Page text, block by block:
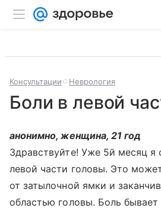
Консультации Неврология
Боли в левой
анонимно, женщина, 21 год
Здравствуйте! Уже 5й месяц я
левой части головы. Это
от затылочной ямки и
областью головы. Боль бывает